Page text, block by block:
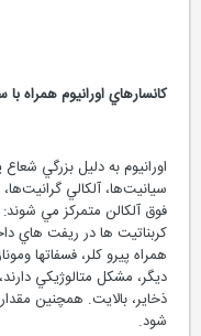
کانسارهاي اورانيوم همراه با
اورانيوم به دليل بزرگي شعاع
سيانيت‌ها، آلکالي گرانيت‌ها،
فوق آلکالن متمرکز مي شوند:
کربناتيت ها در ريفت هاي
همراه پيرو کلر، فسفاتها
ذخاير، بالايت. همچنين مقدار
شود.